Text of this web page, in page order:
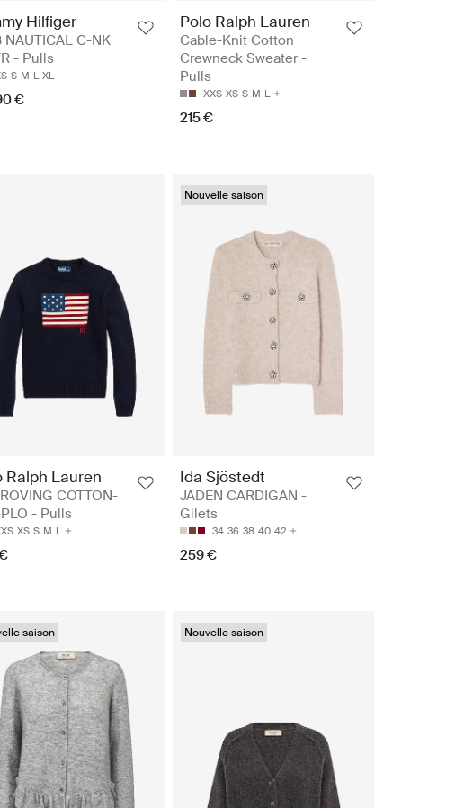
Hilfiger
NAUTICAL C-NK
- Pulls
S M L XL
€
Polo Ralph Lauren
Cable-Knit Cotton
Crewneck Sweater -
Pulls
XXS XS S M L
215 €
Ralph Lauren
COTTON-
- Pulls
XS S M L
Nouvelle saison
Ida Sjöstedt
JADEN CARDIGAN -
Gilets
34 36 38 40 42
259 €
saison Nouvelle saison